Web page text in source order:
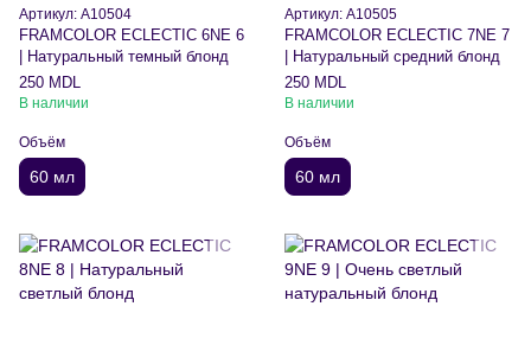
Артикул: A10504
FRAMCOLOR ECLECTIC 6NE 6
| Натуральный темный блонд
250 MDL
В наличии
Объём
60 мл
Артикул: A10505
FRAMCOLOR ECLECTIC 7NE 7
| Натуральный средний блонд
250 MDL
В наличии
Объём
60 мл